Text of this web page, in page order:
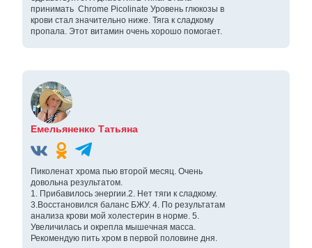
принимать Chrome Picolinate Уровень глюкозы в
крови стал значительно ниже. Тяга к сладкому
пропала. Этот витамин очень хорошо помогает.
Емельяненко Татьяна
Пиколенат хрома пью второй месяц. Очень
довольна результатом.
1. Прибавилось энергии.2. Нет тяги к сладкому.
3.Восстановился баланс БЖУ. 4. По результатам
анализа крови мой холестерин в норме. 5.
Увеличилась и окрепла мышечная масса.
Рекомендую пить хром в первой половине дня.